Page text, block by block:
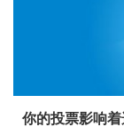
你的投票影响着